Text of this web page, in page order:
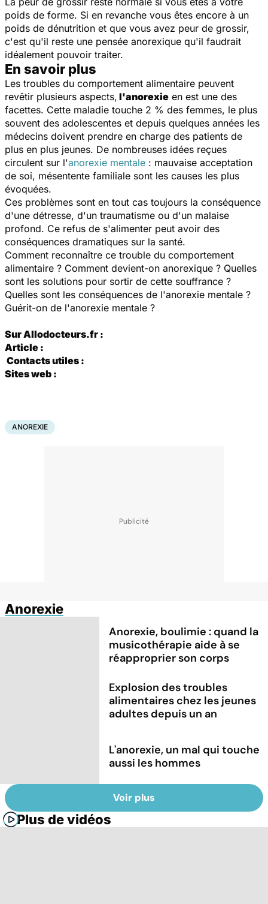
poids de forme. Si en revanche vous êtes encore à un
poids de dénutrition et que vous avez peur de grossir,
c'est qu'il reste une pensée anorexique qu'il faudrait
idéalement pouvoir traiter.
En savoir plus
Les troubles du comportement alimentaire peuvent
revêtir plusieurs aspects, l'anorexie en est une des
facettes. Cette maladie touche 2 % des femmes, le plus
souvent des adolescentes et depuis quelques années les
médecins doivent prendre en charge des patients de
plus en plus jeunes. De nombreuses idées reçues
circulent sur l'anorexie mentale : mauvaise acceptation
de soi, mésentente familiale sont les causes les plus
évoquées.
Ces problèmes sont en tout cas toujours la conséquence
d'une détresse, d'un traumatisme ou d'un malaise
profond. Ce refus de s'alimenter peut avoir des
conséquences dramatiques sur la santé.
Comment reconnaître ce trouble du comportement
alimentaire ? Comment devient-on anorexique ? Quelles
sont les solutions pour sortir de cette souffrance ?
Quelles sont les conséquences de l'anorexie mentale ?
Guérit-on de l'anorexie mentale ?
Sur Allodocteurs.fr :
Article :
Contacts utiles :
Sites web :
ANOREXIE
Anorexie
Anorexie, boulimie : quand la
musicothérapie aide à se
réapproprier son corps
Explosion des troubles
alimentaires chez les jeunes
adultes depuis un an
L'anorexie, un mal qui touche
aussi les hommes
Voir plus
Plus de vidéos